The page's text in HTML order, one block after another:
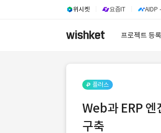
위시켓 요즘IT AIDP
프로젝트 등록
플러스
Web과 ERP 엔
구축